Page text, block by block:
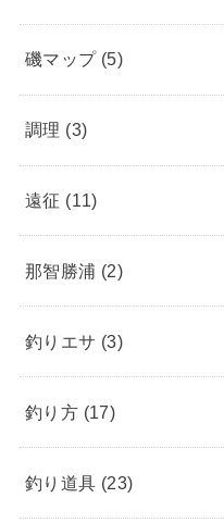
磯マップ (5)
調理 (3)
遠征 (11)
那智勝浦 (2)
釣りエサ (3)
釣り方 (17)
釣り道具 (23)